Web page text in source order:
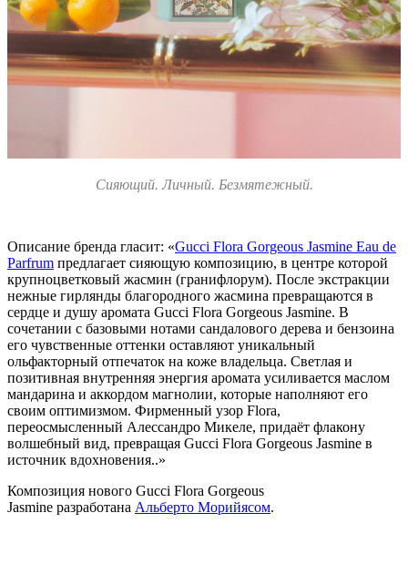
Сияющий. Личный. Безмятежный.
Описание бренда гласит: «Gucci Flora Gorgeous Jasmine Eau de
Parfrum предлагает сияющую композицию, в центре которой
крупноцветковый жасмин (гранифлорум). После экстракции
нежные гирлянды благородного жасмина превращаются в
сердце и душу аромата Gucci Flora Gorgeous Jasmine. В
сочетании с базовыми нотами сандалового дерева и бензоина
его чувственные оттенки оставляют уникальный
ольфакторный отпечаток на коже владельца. Светлая и
позитивная внутренняя энергия аромата усиливается маслом
мандарина и аккордом магнолии, которые наполняют его
своим оптимизмом. Фирменный узор Flora,
переосмысленный Алессандро Микеле, придаёт флакону
волшебный вид, превращая Gucci Flora Gorgeous Jasmine в
источник вдохновения..»
Композиция нового Gucci Flora Gorgeous
Jasmine разработана Альберто Морийясом.